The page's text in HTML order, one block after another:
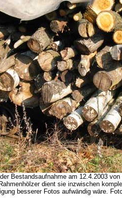
Bestandsaufnahme am 12.4.2003
dient sie inzwischen
besserer Fotos aufwändig wäre.